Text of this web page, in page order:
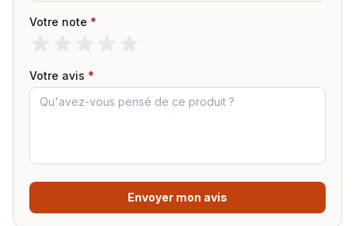
Votre note *
Votre avis *
Envoyer mon avis